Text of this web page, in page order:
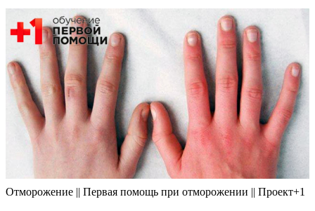
Отморожение || Первая помощь при отморожении || Проект+1